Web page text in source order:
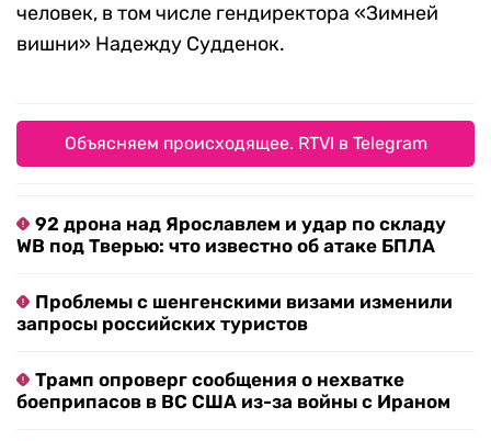
человек, в том числе гендиректора «Зимней
вишни» Надежду Судденок.
Объясняем происходящее. RTVI в Telegram
92 дрона над Ярославлем и удар по складу
WB под Тверью: что известно об атаке БПЛА
Проблемы с шенгенскими визами изменили
запросы российских туристов
Трамп опроверг сообщения о нехватке
боеприпасов в ВС США из-за войны с Ираном